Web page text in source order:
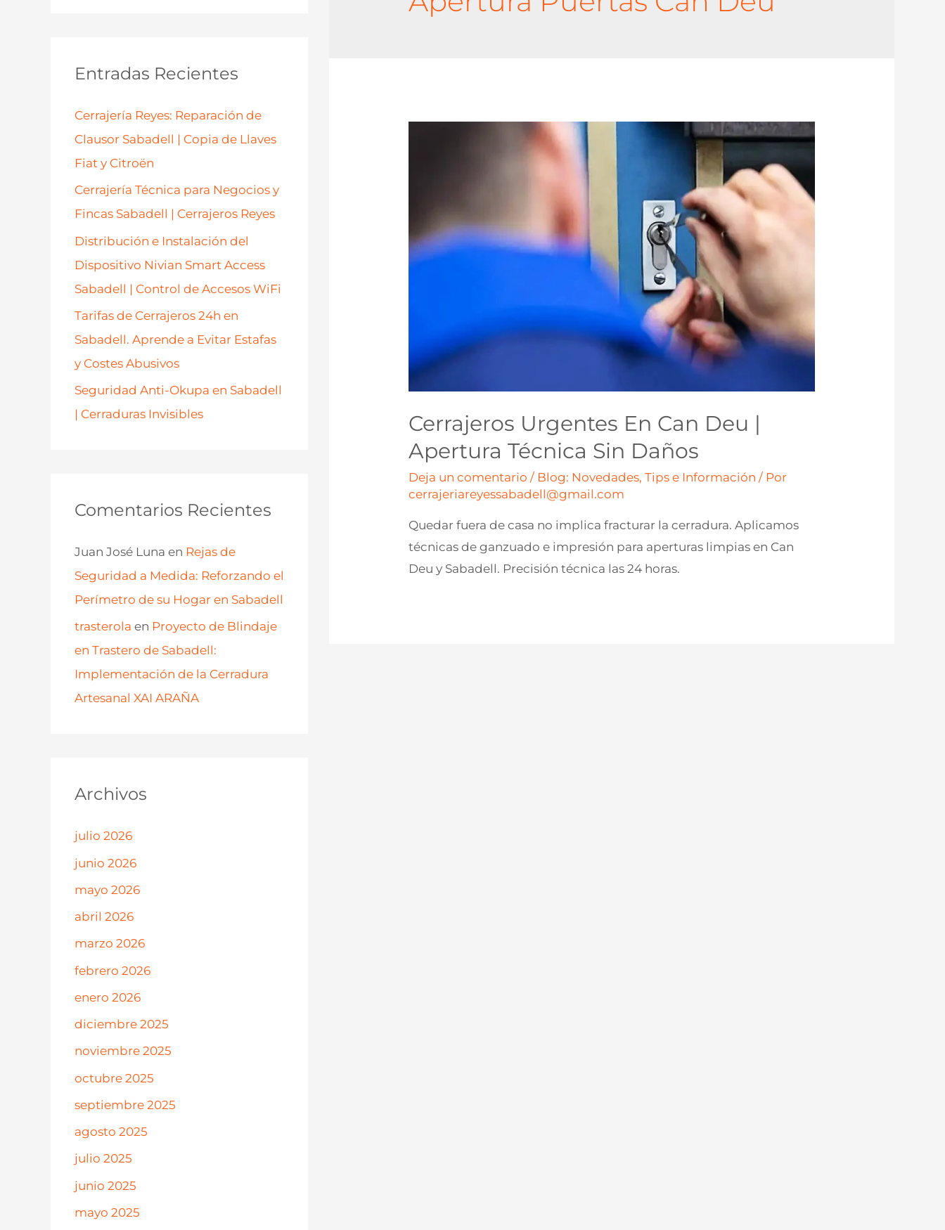
rEntradas Recientes
Cerrajería Reyes: Reparación de
Clausor Sabadell | Copia de Llaves
Fiat y Citroën
Cerrajería Técnica para Negocios y
Fincas Sabadell | Cerrajeros Reyes
Distribución e Instalación del
Dispositivo Nivian Smart Access
Sabadell | Control de Accesos WiFi
Tarifas de Cerrajeros 24h en
Sabadell. Aprende a Evitar Estafas
y Costes Abusivos
Seguridad Anti-Okupa en Sabadell
| Cerraduras Invisibles
Comentarios Recientes
Juan José Luna en Rejas de
Seguridad a Medida: Reforzando el
Perímetro de su Hogar en Sabadell
trasterola en Proyecto de Blindaje
en Trastero de Sabadell:
Implementación de la Cerradura
Artesanal XAI ARAÑA
Archivos
julio 2026
junio 2026
mayo 2026
abril 2026
marzo 2026
febrero 2026
enero 2026
diciembre 2025
noviembre 2025
octubre 2025
septiembre 2025
agosto 2025
julio 2025
junio 2025
mayo 2025
Cerrajeros Urgentes En Can Deu |
Apertura Técnica Sin Daños
Deja un comentario / Blog: Novedades, Tips e Información / Por
cerrajeriareyessabadell@gmail.com
Quedar fuera de casa no implica fracturar la cerradura. Aplicamos
técnicas de ganzuado e impresión para aperturas limpias en Can
Deu y Sabadell. Precisión técnica las 24 horas.